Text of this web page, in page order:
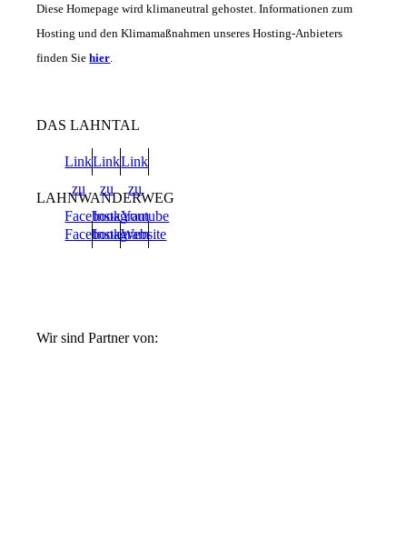
Diese Homepage wird klimaneutral gehostet. Informationen zum
Hosting und den Klimamaßnahmen unseres Hosting-Anbieters
finden Siehier
DAS LAHNTAL
Link
zu
Facebook
Link
zu
Instagram
Link
zu
Youtube
LAHNWANDERWEG
FacebookInstagram
Website
Wir sind Partner von: